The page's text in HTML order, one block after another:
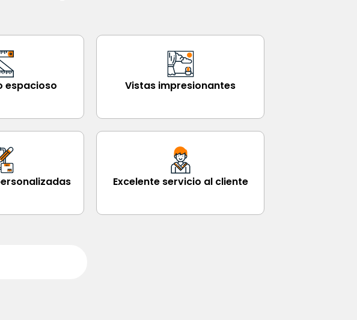
espacioso Vistas impresionantes
Excelente servicio al cliente